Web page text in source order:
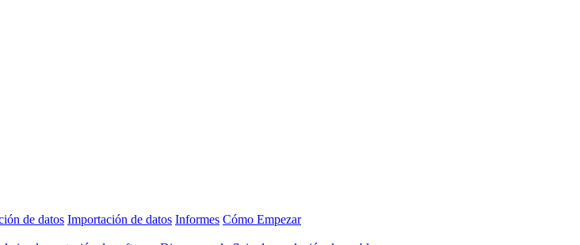
de datos Importación de datos Informes Cómo Empezar